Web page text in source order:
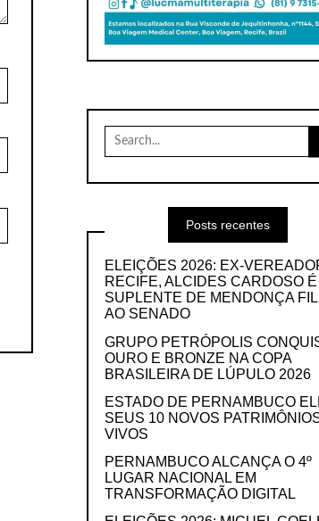
Search
for:
Posts recentes
ELEIÇÕES 2026: EX-
RECIFE, ALCIDES CARDOSO É
SUPLENTE DE MENDONÇA
AO SENADO
GRUPO PETRÓPOLIS
OURO E BRONZE NA COPA
BRASILEIRA DE LÚPULO 2026
ESTADO DE PERNAMBUCO
SEUS 10 NOVOS
VIVOS
PERNAMBUCO ALCANÇA O 4º
LUGAR NACIONAL EM
TRANSFORMAÇÃO DIGITAL